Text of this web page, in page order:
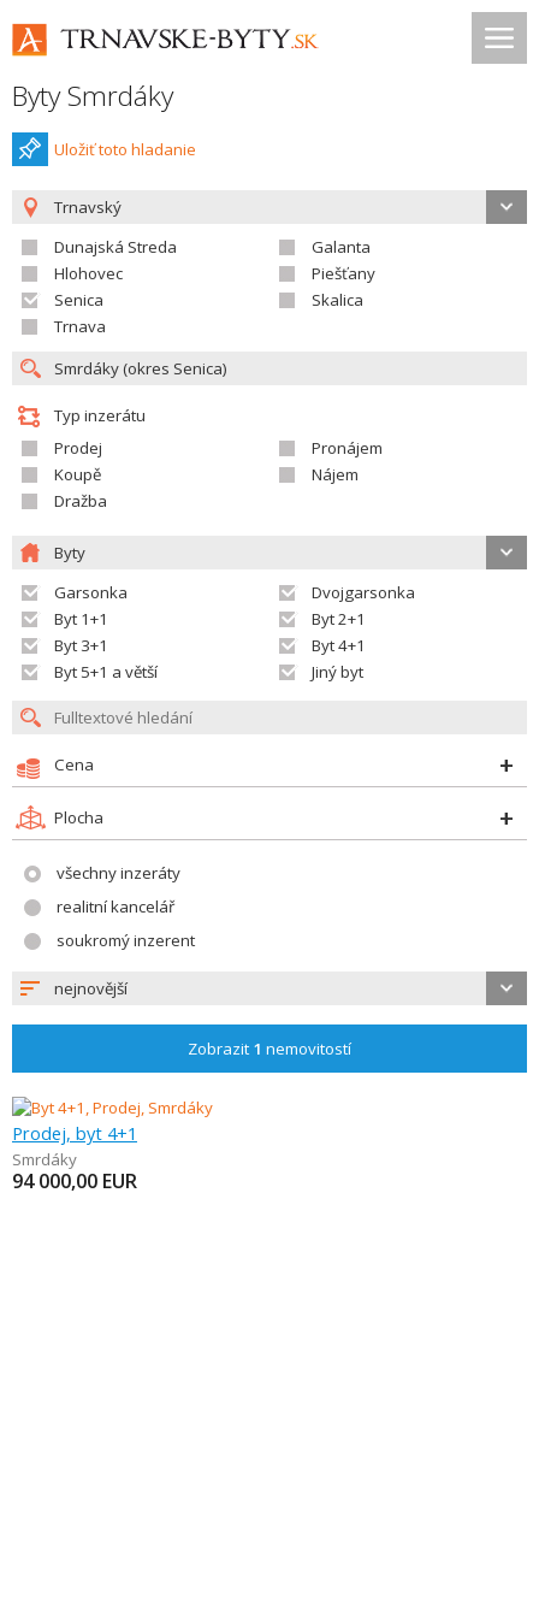
Byty Smrdáky
Uložiť toto hladanie
Trnavský
Dunajská Streda
Galanta
Hlohovec
Piešťany
Senica
Skalica
Trnava
Typ inzerátu
Prodej
Pronájem
Koupě
Nájem
Dražba
Byty
Garsonka
Dvojgarsonka
Byt 1+1
Byt 2+1
Byt 3+1
Byt 4+1
Byt 5+1 a větší
Jiný byt
Cena
Plocha
všechny inzeráty
realitní kancelář
soukromý inzerent
nejnovější
Zobrazit 1 nemovitostí
Prodej, byt 4+1
Smrdáky
94 000,00 EUR